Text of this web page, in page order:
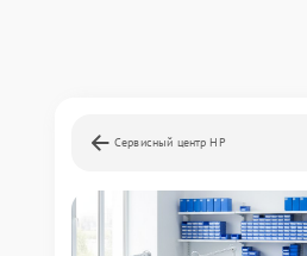
Сервисный центр HP